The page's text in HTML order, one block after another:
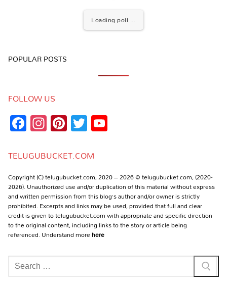
Loading poll ...
POPULAR POSTS
FOLLOW US
Facebook
Instagram
Pinterest
Twitter
TELUGUBUCKET.COM
Copyright (C) telugubucket.com, 2020 – 2026 © telugubucket.com, (2020-
2026). Unauthorized use and/or duplication of this material without express
and written permission from this blog’s author and/or owner is strictly
prohibited. Excerpts and links may be used, provided that full and clear
credit is given to telugubucket.com with appropriate and specific direction
to the original content, including links to the story or article being
referenced. Understand morehere
Search
for: